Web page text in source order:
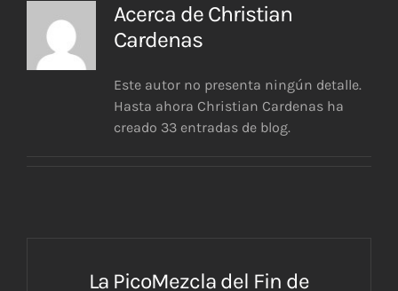
Acerca de Christian
Cardenas
Este autor no presenta ningún detalle.
Hasta ahora Christian Cardenas ha
creado 33 entradas de blog.
La PicoMezcla del Fin de